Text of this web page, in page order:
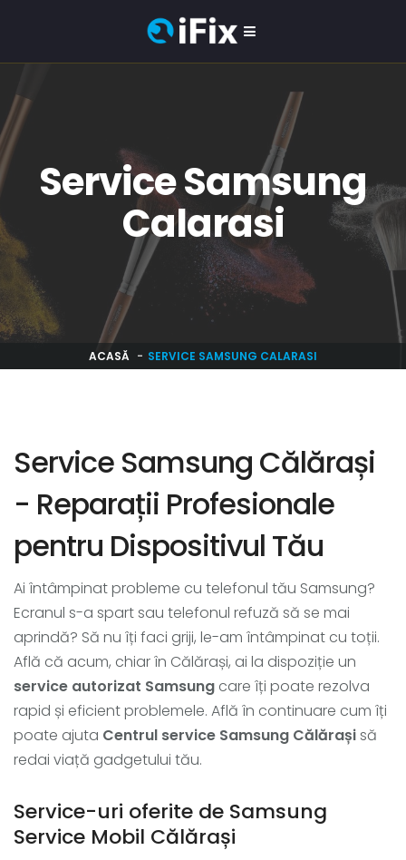
Service Samsung
Calarasi
ACASĂ SERVICE SAMSUNG CALARASI
Service Samsung Călărași
- Reparații Profesionale
pentru Dispositivul Tău
Ai întâmpinat probleme cu telefonul tău Samsung?
Ecranul s-a spart sau telefonul refuză să se mai
aprindă? Să nu îți faci griji, le-am întâmpinat cu toții.
Află că acum, chiar în Călărași, ai la dispoziție un
service autorizat Samsung care îți poate rezolva
rapid și eficient problemele. Află în continuare cum îți
poate ajuta Centrul service Samsung Călărașisă
redai viață gadgetului tău.
Service-uri oferite de Samsung
Service Mobil Călărași